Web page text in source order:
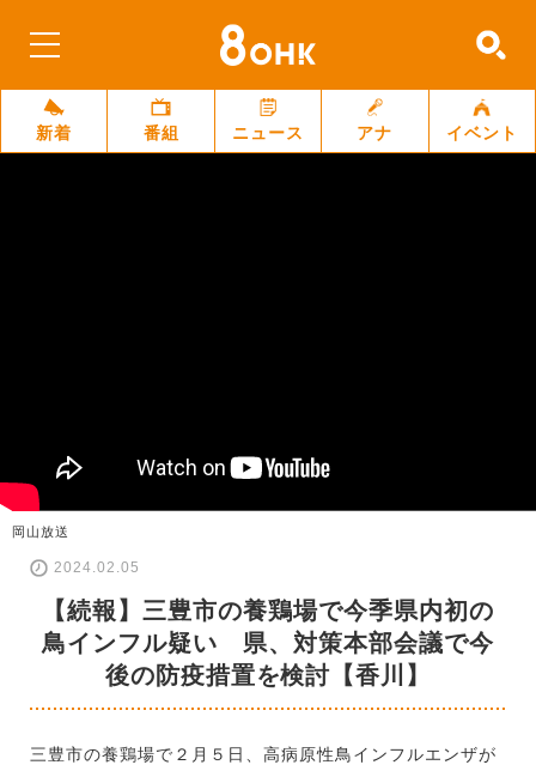
新着 番組 ニュース アナ イベント
岡山放送
2024.02.05
【続報】三豊市の養鶏場で今季県内初の
鳥インフル疑い 県、対策本部会議で今
後の防疫措置を検討【香川】
三豊市の養鶏場で２月５日、高病原性鳥インフルエンザが